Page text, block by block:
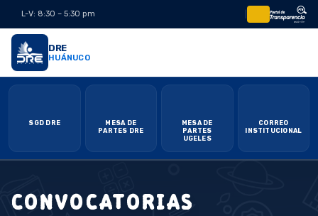
L-V: 8:30 – 5:30 pm
DRE
HUÁNUCO
SGD DRE
MESA DE
PARTES DRE
MESA DE
PARTES
UGELES
CORREO
INSTITUCIONAL
CONVOCATORIAS